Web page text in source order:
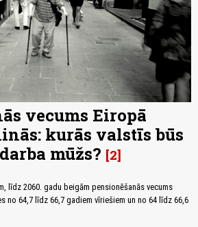
vecums Eiropā
kurās valstīs būs
mūžs? 2
līdz 2060. gadu beigām pensionēšanās vecums
no 64,7 līdz 66,7 gadiem vīriešiem un no 64 līdz 66,6